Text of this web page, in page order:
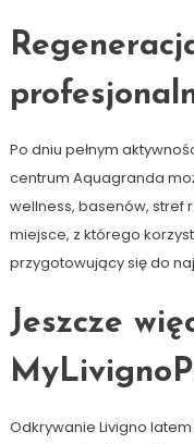
Po dniu pełnym
centrum Aquagranda
wellness, basenów, stref
miejsce, z którego
przygotowujący się do
Jeszcze
Odkrywanie Livigno